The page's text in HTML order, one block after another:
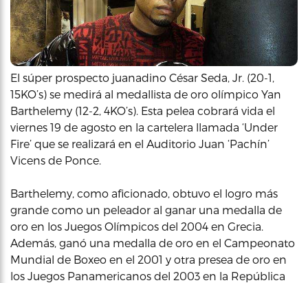
El súper prospecto juanadino César Seda, Jr. (20-1,
15KO’s) se medirá al medallista de oro olímpico Yan
Barthelemy (12-2, 4KO’s). Esta pelea cobrará vida el
viernes 19 de agosto en la cartelera llamada ‘Under
Fire’ que se realizará en el Auditorio Juan ‘Pachín’
Vicens de Ponce.
Barthelemy, como aficionado, obtuvo el logro más
grande como un peleador al ganar una medalla de
oro en los Juegos Olímpicos del 2004 en Grecia.
Además, ganó una medalla de oro en el Campeonato
Mundial de Boxeo en el 2001 y otra presea de oro en
los Juegos Panamericanos del 2003 en la República